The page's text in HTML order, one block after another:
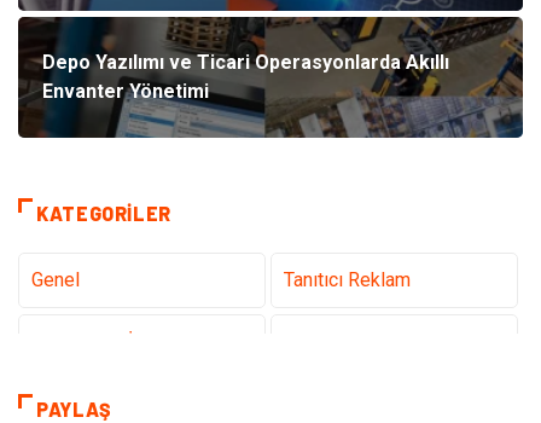
Depo Yazılımı ve Ticari Operasyonlarda Akıllı
Envanter Yönetimi
KATEGORILER
Genel Tanıtıcı Reklam
Teknoloji & İnternet
Eğitim & Kariyer
PAYLAŞ